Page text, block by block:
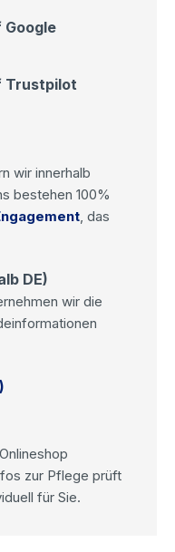
Trustpilot
wir innerhalb
bestehen 100%
, das
DE)
wir die
zur Pflege prüft
für Sie.